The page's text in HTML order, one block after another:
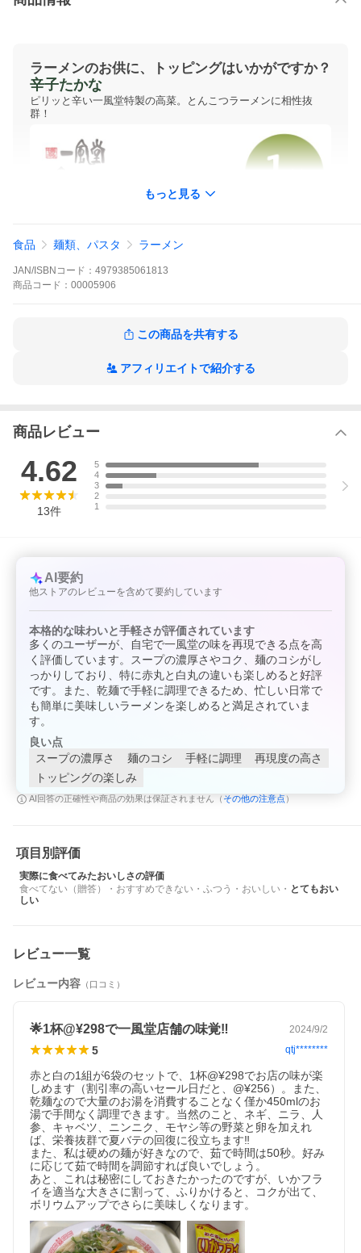
ラーメンのお供に、トッピングはいかがですか？
辛子たかな
ピリッと辛い一風堂特製の高菜。とんこつラーメンに相性抜
群！
ルイボスティー
ストレートの麺にシルキーな豚骨スープを合わせた白丸。赤
丸には、豆板醤、唐辛子をベースに深みのある辛味噌、風味
丸赤丸各1
一風堂赤丸1食(123g：麺75g、スープ40g、
賞味期限 製造日より10ヶ月、賞味目安4ヶ月
配送方法 通常便
保存方法 直射日光、高温多湿を避け、常温で保存
アレルゲン 小麦、ゼラチン、豚肉、大豆、ごま
ゆで時間目
安
1分10秒〜1分30秒（お好みにより調節して
ください）
もっと見る
食品 麺類、パスタ ラーメン
JAN/ISBNコード： 4979385061813
商品 コード： 00005906
この商品を共有する
アフィリエイトで紹介する
商品レビュー
4.62
13件
5
4
3
2
1
AI要約
他ストアのレビューを含めて要約しています
本格的な味わいと手軽さが評価されています
多くのユーザーが、自宅で一風堂の味を再現できる点を高
く評価しています。スープの濃厚さやコク、麺のコシがし
っかりしており、特に赤丸と白丸の違いも楽しめると好評
です。また、乾麺で手軽に調理できるため、忙しい日常で
も簡単に美味しいラーメンを楽しめると満足されていま
す。
良い点
スープの濃厚さ
麺のコシ 手軽に調理
再現度の高さ
トッピングの楽しみ
AI回答の正確性や商品の効果は保証されません（ その他の注意点 ）
項目別評価
実際に食べてみたおいしさの評価
食べてない（贈答）
・ おすすめできない ・ ふつう ・ おいしい ・ とてもおい
しい
レビュー一覧
レビュー内容 （口コミ）
🌟1杯@¥298で一風堂店舗の味覚‼️ 2024/9/2
5 qtj********
赤と白の1組が6袋のセットで、1杯@¥298でお店の味が楽
しめます（割引率の高いセール日だと、@¥256）。また、
乾麺なので大量のお湯を消費することなく僅か450mlのお
湯で手間なく調理できます。当然のこと、ネギ、ニラ、人
参、キャベツ、ニンニク、モヤシ等の野菜と卵を加えれ
ば、栄養抜群で夏バテの回復に役立ちます‼️
また、私は硬めの麺が好きなので、茹で時間は50秒。好み
に応じて茹で時間を調節すれば良いでしょう。
あと、これは秘密にしておきたかったのですが、いかフラ
イを適当な大きさに割って、ふりかけると、コクが出て、
ボリウムアップでさらに美味しくなります。